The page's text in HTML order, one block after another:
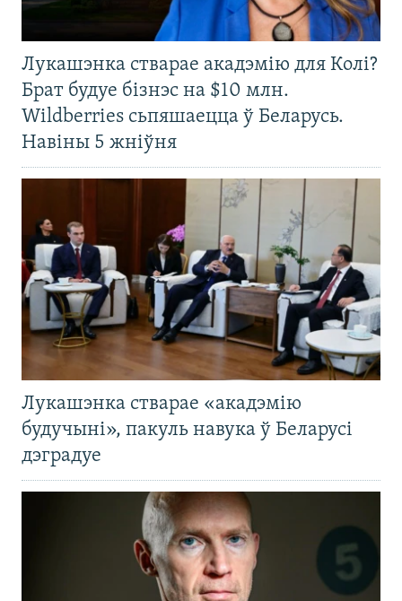
Лукашэнка стварае акадэмію для Колі?
Брат будуе бізнэс на $10 млн.
Wildberries сьпяшаецца ў Беларусь.
Навіны 5 жніўня
Лукашэнка стварае «акадэмію
будучыні», пакуль навука ў Беларусі
дэградуе